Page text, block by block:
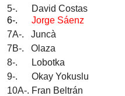
5-. David Costas
6-. Jorge Sáenz
7A-. Juncà
7B-. Olaza
8-. Lobotka
9-. Okay Yokuslu
10A-. Fran Beltrán